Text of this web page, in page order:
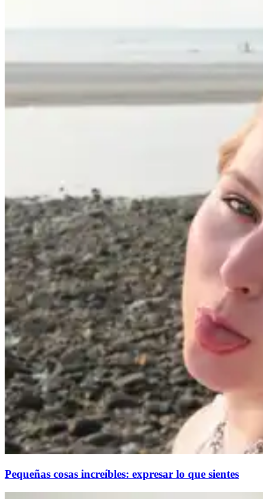
Pequeñas cosas increíbles: expresar lo que sientes